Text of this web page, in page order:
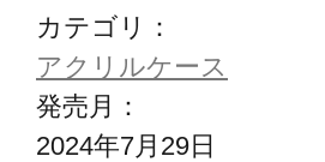
カテゴリ：
アクリルケース
発売月：
2024年7月29日